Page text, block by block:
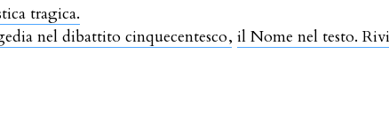
tragica.
nel dibattito cinquecentesco,il Nome nel testo.